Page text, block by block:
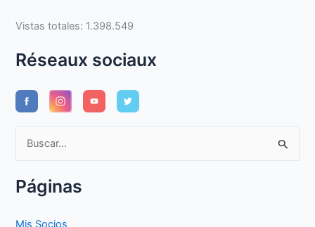
Vistas totales: 1.398.549
Réseaux sociaux
cPáginas
Mis Socios